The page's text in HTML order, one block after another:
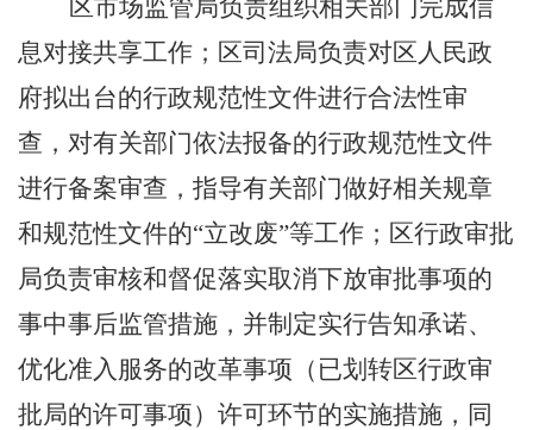
区市场监管局负责组织相关部门完成信
息对接共享工作；区司法局负责对区人民政
府拟出台的行政规范性文件进行合法性审
查，对有关部门依法报备的行政规范性文件
进行备案审查，指导有关部门做好相关规章
和规范性文件的“立改废”等工作；区行政审批
局负责审核和督促落实取消下放审批事项的
事中事后监管措施，并制 定实行告知承诺、
优化准入服务的改革事项（已划转区行政审
批局的许可事项）许可环节的实施措施，同